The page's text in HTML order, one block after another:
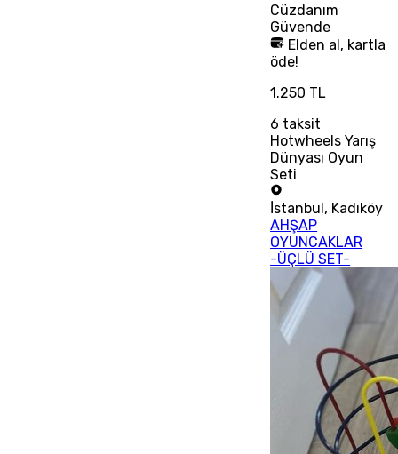
Cüzdanım
Güvende
Elden al, kartla
öde!
1.250 TL
6 taksit
Hotwheels Yarış
Dünyası Oyun
Seti
İstanbul, Kadıköy
AHŞAP
OYUNCAKLAR
-ÜÇLÜ SET-